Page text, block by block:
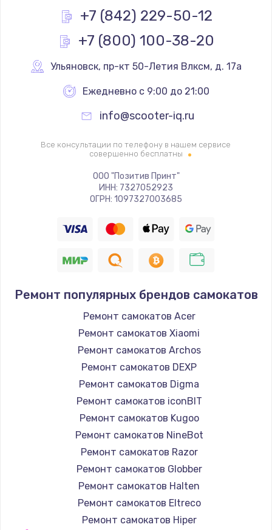
Заказать
Замена реле
Замена термопредохранителя
700 руб.
Заказать
Замена ТЭНа
2500 руб.
1400 руб.
Замена / ремонт электронного модуля
управления
600 руб.
Замена конфорки
1100 руб.
Замена платы сенсора
900 руб.
Замена регулятора режимов конфорки
+7 (842) 229-50-12
+7 (800) 100-38-20
Ульяновск, пр-кт 50-Летия Влксм, д. 17а
Ежедневно с 9:00 до 21:00
info@scooter-iq.ru
Все консультации по телефону в нашем сервисе
совершенно бесплатны
ООО "Позитив Принт"
ИНН: 7327052923
ОГРН: 1097327003685
Ремонт популярных брендов самокатов
Ремонт самокатов Acer
Ремонт самокатов Xiaomi
Ремонт самокатов Archos
Ремонт самокатов DEXP
Ремонт самокатов Digma
Ремонт самокатов iconBIT
Ремонт самокатов Kugoo
Ремонт самокатов NineBot
Ремонт самокатов Razor
Ремонт самокатов Globber
Ремонт самокатов Halten
Ремонт самокатов Eltreco
Ремонт самокатов Hiper